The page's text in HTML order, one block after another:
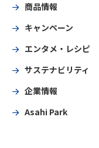
商品情報
キャンペーン
エンタメ・レシピ
サステナビリティ
企業情報
Asahi Park